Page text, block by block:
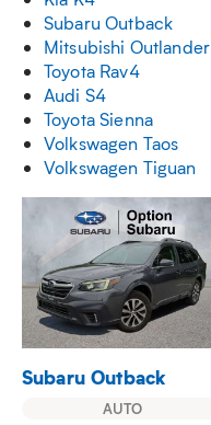
Subaru Outback
Mitsubishi Outlander
Toyota Rav4
Audi S4
Toyota Sienna
Volkswagen Taos
Volkswagen Tiguan
Subaru Outback
AUTO